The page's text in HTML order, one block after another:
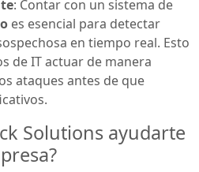
: Contar con un sistema de
es esencial para detectar
en tiempo real. Esto
de IT actuar de manera
ataques antes de que
Solutions ayudarte